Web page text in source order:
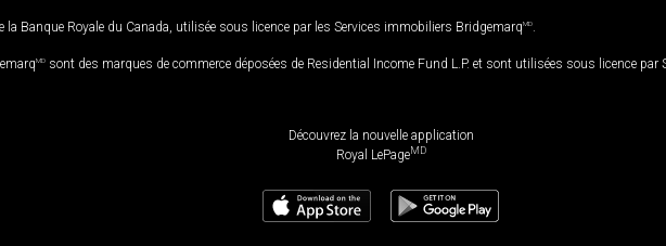
la Banque Royale du Canada, utilisée sous licence par les Services immobiliers BridgemarqMD
MD sont des marques de commerce déposées de Residential Income Fund L.P. et sont utilisées sous licence
Découvrez la nouvelle application
Royal LePageMD